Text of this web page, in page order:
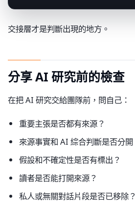
交接層才是判斷出現的地方。
分享 AI 研究前的檢查
在把 AI 研究交給團隊前，問自己：
重要主張是否都有來源？
來源事實和 AI 綜合判斷是否分開
假設和不確定性是否有標出？
讀者是否能打開來源？
私人或無關對話片段是否已移除？